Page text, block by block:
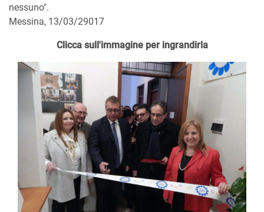
nessuno".
Messina, 13/03/29017
Clicca sull'immagine per ingrandirla